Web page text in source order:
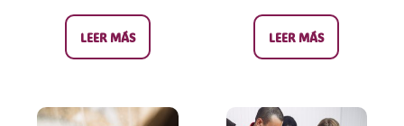
LEER MÁS LEER MÁS